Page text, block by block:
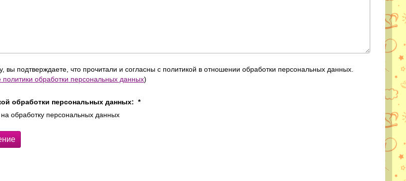
вы подтверждаете, что прочитали и согласны с политикой в отношении обработки персональных данных.
обработки персональных данных)
обработки персональных данных: *
обработку персональных данных